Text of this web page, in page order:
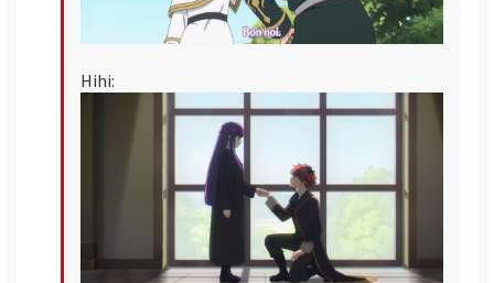
Hihi: